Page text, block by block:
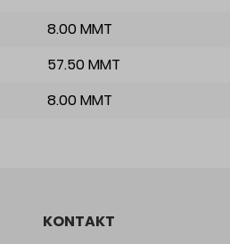
8.00 MMT
57.50 MMT
8.00 MMT
KONTAKT